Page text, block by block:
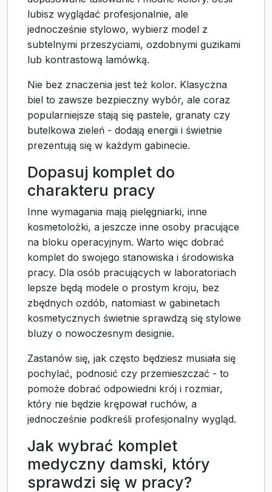
lubisz wyglądać profesjonalnie, ale
jednocześnie stylowo, wybierz model z
subtelnymi przeszyciami, ozdobnymi guzikami
lub kontrastową lamówką.
Nie bez znaczenia jest też kolor. Klasyczna
biel to zawsze bezpieczny wybór, ale coraz
popularniejsze stają się pastele, granaty czy
butelkowa zieleń - dodają energii i świetnie
prezentują się w każdym gabinecie.
Dopasuj komplet do
charakteru pracy
Inne wymagania mają pielęgniarki, inne
kosmetolożki, a jeszcze inne osoby pracujące
na bloku operacyjnym. Warto więc dobrać
komplet do swojego stanowiska i środowiska
pracy. Dla osób pracujących w laboratoriach
lepsze będą modele o prostym kroju, bez
zbędnych ozdób, natomiast w gabinetach
kosmetycznych świetnie sprawdzą się stylowe
bluzy o nowoczesnym designie.
Zastanów się, jak często będziesz musiała się
pochylać, podnosić czy przemieszczać - to
pomoże dobrać odpowiedni krój i rozmiar,
który nie będzie krępował ruchów, a
jednocześnie podkreśli profesjonalny wygląd.
Jak wybrać komplet
medyczny damski, który
sprawdzi się w pracy?